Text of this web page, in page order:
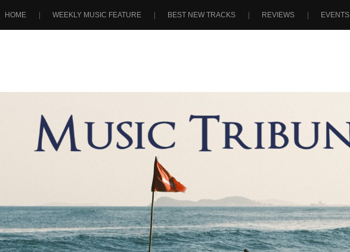
HOME WEEKLY MUSIC FEATURE BEST NEW TRACKS REVIEWS EVENTS